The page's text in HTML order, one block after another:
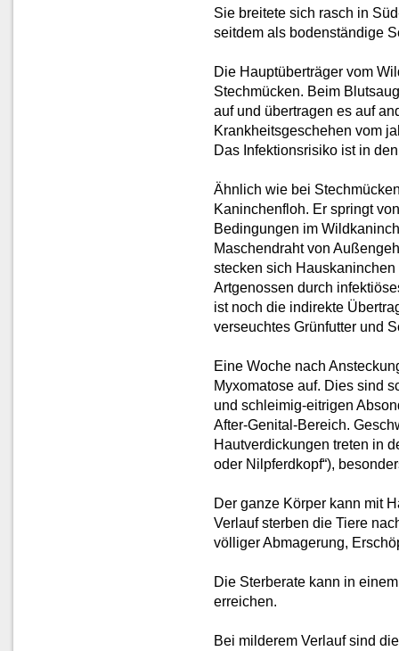
Sie breitete sich rasch in
seitdem als bodenständige
Die Hauptüberträger vom
Stechmücken. Beim
auf und übertragen es auf
Krankheitsgeschehen vom
Das Infektionsrisiko ist in
Ähnlich wie bei
Kaninchenfloh. Er springt
Bedingungen im
Maschendraht von
stecken sich
Artgenossen durch
ist noch die indirekte
verseuchtes Grünfutter und
Eine Woche nach
Myxomatose auf. Dies sind
und schleimig-eitrigen
After-Genital-Bereich.
Hautverdickungen treten in
oder Nilpferdkopf“),
Der ganze Körper kann mit
Verlauf sterben die Tiere
völliger Abmagerung,
Die Sterberate kann in
erreichen.
Bei milderem Verlauf sind